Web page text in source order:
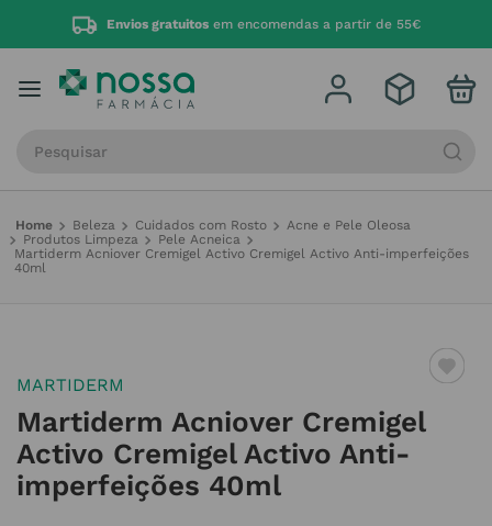
Envios gratuitos em encomendas a partir de 55€
Beleza Cuidados com Rosto
Acne e Pele Oleosa
Produtos Limpeza
Pele Acneica
Martiderm Acniover Cremigel Activo Cremigel Activo Anti-imperfeições
40ml
MARTIDERM
Martiderm Acniover Cremigel
Activo Cremigel Activo Anti-
imperfeições 40ml